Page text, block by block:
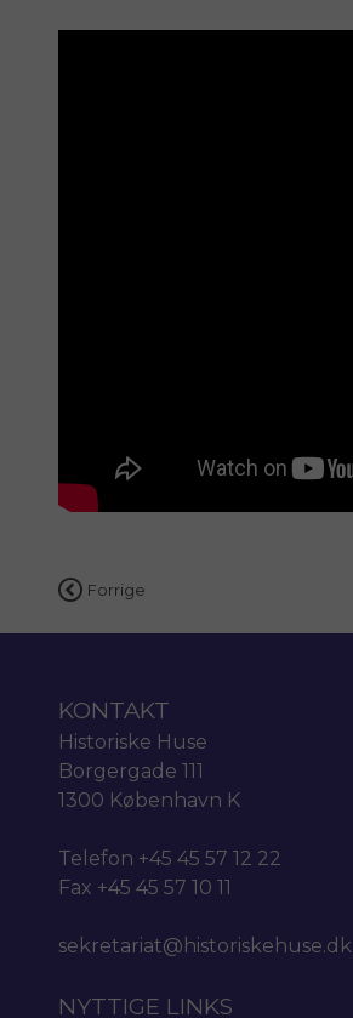
Indlægsnavigation
Forrige
KONTAKT
Historiske Huse
Borgergade 111
1300 København K
Telefon +45 45 57 12 22
Fax +45 45 57 10 11
sekretariat@historiskehuse.dk
NYTTIGE LINKS